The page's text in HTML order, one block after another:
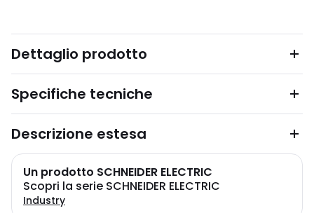
Dettaglio prodotto
Specifiche tecniche
Descrizione estesa
Un prodotto SCHNEIDER ELECTRIC
Scopri la serie SCHNEIDER ELECTRIC
Industry